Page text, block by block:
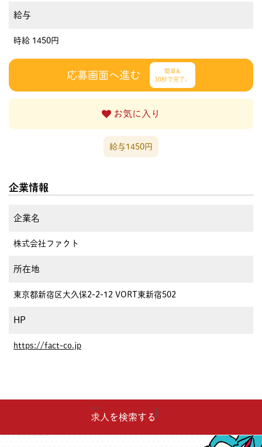
給与
時給 1450円
応募画面へ進む
簡単&
30秒で完了♩
お気に入り
給与1450円
企業情報
企業名
株式会社ファクト
所在地
東京都新宿区大久保2-2-12 VORT東新宿502
HP
https://fact-co.jp
求人を検索する